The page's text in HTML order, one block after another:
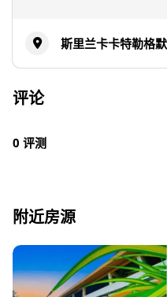
斯里兰卡卡特勒格
评论
0 评测
附近房源